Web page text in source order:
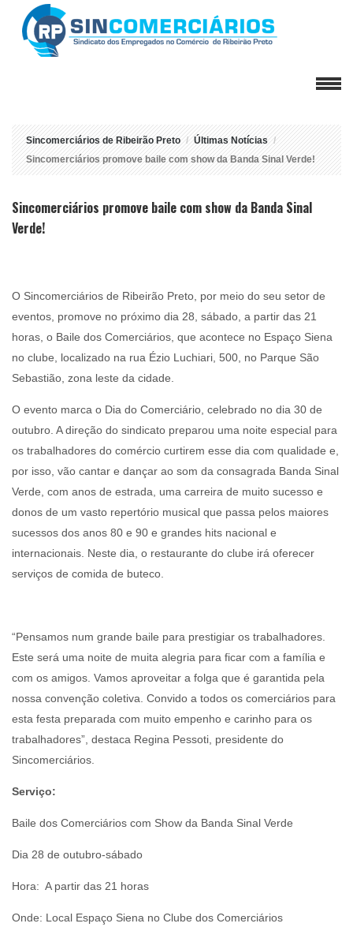
Sincomerciários de Ribeirão Preto
Últimas Notícias
Sincomerciários promove baile com show da Banda Sinal Verde!
Sincomerciários promove baile com show da Banda Sinal
Verde!
O Sincomerciários de Ribeirão Preto, por meio do seu setor de
eventos, promove no próximo dia 28, sábado, a partir das 21
horas, o Baile dos Comerciários, que acontece no Espaço Siena
no clube, localizado na rua Ézio Luchiari, 500, no Parque São
Sebastião, zona leste da cidade.
O evento marca o Dia do Comerciário, celebrado no dia 30 de
outubro. A direção do sindicato preparou uma noite especial para
os trabalhadores do comércio curtirem esse dia com qualidade e,
por isso, vão cantar e dançar ao som da consagrada Banda Sinal
Verde, com anos de estrada, uma carreira de muito sucesso e
donos de um vasto repertório musical que passa pelos maiores
sucessos dos anos 80 e 90 e grandes hits nacional e
internacionais. Neste dia, o restaurante do clube irá oferecer
serviços de comida de buteco.
“Pensamos num grande baile para prestigiar os trabalhadores.
Este será uma noite de muita alegria para ficar com a família e
com os amigos. Vamos aproveitar a folga que é garantida pela
nossa convenção coletiva. Convido a todos os comerciários para
esta festa preparada com muito empenho e carinho para os
trabalhadores”, destaca Regina Pessoti, presidente do
Sincomerciários.
Serviço:
Baile dos Comerciários com Show da Banda Sinal Verde
Dia 28 de outubro-sábado
Hora: A partir das 21 horas
Onde: Local Espaço Siena no Clube dos Comerciários